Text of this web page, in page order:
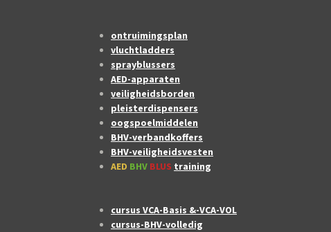
ontruimingsplan
vluchtladders
sprayblussers
AED-apparaten
veiligheidsborden
pleisterdispensers
oogspoelmiddelen
BHV-verbandkoffers
BHV-veiligheidsvesten
AED BHV BLUS training
cursus VCA-Basis &-VCA-VOL
cursus-BHV-volledig